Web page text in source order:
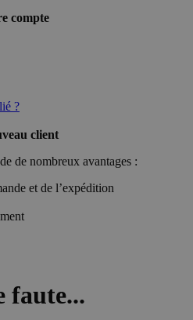
compte
?
client
de nombreux avantages :
et de l’expédition
faute...